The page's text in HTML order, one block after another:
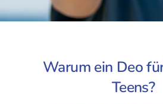
Warum ein Deo
Teens?